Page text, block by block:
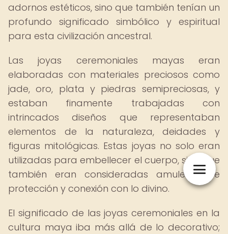
adornos estéticos, sino que también tenían un
profundo significado simbólico y espiritual
para esta civilización ancestral.
Las joyas ceremoniales mayas eran
elaboradas con materiales preciosos como
jade, oro, plata y piedras semipreciosas, y
estaban finamente trabajadas con
intrincados diseños que representaban
elementos de la naturaleza, deidades y
figuras mitológicas. Estas joyas no solo eran
utilizadas para embellecer el cuerpo, sino que
también eran consideradas amuletos de
protección y conexión con lo divino.
El significado de las joyas ceremoniales en la
cultura maya iba más allá de lo decorativo;